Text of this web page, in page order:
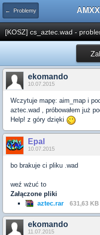
← Problemy
[KOSZ] cs_aztec.wad -
ekomando
10.07.2015
Wczytuje mapę: aim_map i
aztec.wad , próbowałem już
Help! z góry dzięki
Epal
10.07.2015
bo brakuje ci pliku .wad
weź wżuć to
Załączone pliki
aztec.rar
631,63 KB
ekomando
11.07.2015